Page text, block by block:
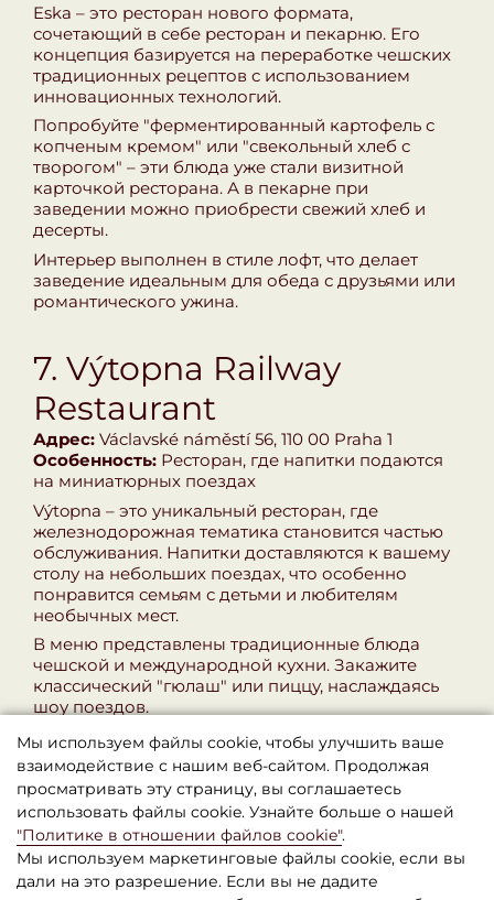
Eska – это ресторан нового формата,
сочетающий в себе ресторан и пекарню. Его
концепция базируется на переработке чешских
традиционных рецептов с использованием
инновационных технологий.
Попробуйте "ферментированный картофель с
копченым кремом" или "свекольный хлеб с
творогом" – эти блюда уже стали визитной
карточкой ресторана. А в пекарне при
заведении можно приобрести свежий хлеб и
десерты.
Интерьер выполнен в стиле лофт, что делает
заведение идеальным для обеда с друзьями или
романтического ужина.
7. Výtopna Railway
Restaurant
Адрес: Václavské náměstí 56, 110 00 Praha 1
Особенность: Ресторан, где напитки подаются
на миниатюрных поездах
Výtopna – это уникальный ресторан, где
железнодорожная тематика становится частью
обслуживания. Напитки доставляются к вашему
столу на небольших поездах, что особенно
понравится семьям с детьми и любителям
необычных мест.
В меню представлены традиционные блюда
чешской и международной кухни. Закажите
классический "гюлаш" или пиццу, наслаждаясь
шоу поездов.
Это место идеально подходит для вечернего
отдыха с друзьями или семьей, когда хочется
добавить немного веселья в трапезу.
Мы используем файлы cookie, чтобы улучшить ваше
взаимодействие с нашим веб-сайтом. Продолжая
просматривать эту страницу, вы соглашаетесь
использовать файлы cookie. Узнайте больше о нашей
"Политике в отношении файлов cookie".
Мы используем маркетинговые файлы cookie, если вы
дали на это разрешение. Если вы не дадите